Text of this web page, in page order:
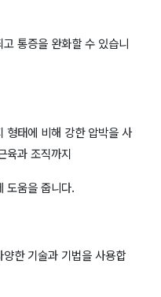
통증을 완화할 수 있습니
형태에 비해 강한 압박을 사
육과 조직까지
도움을 줍니다.
한 기술과 기법을 사용합